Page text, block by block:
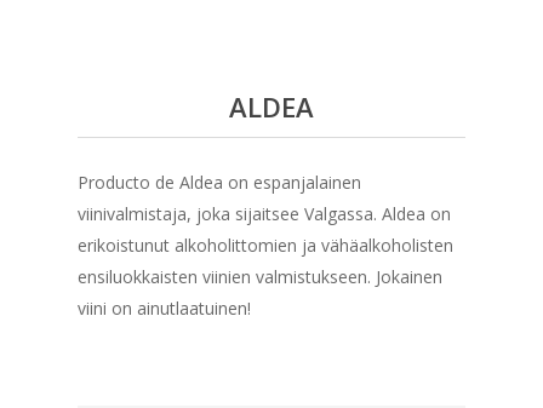
ALDEA
Producto de Aldea on espanjalainen
viinivalmistaja, joka sijaitsee Valgassa. Aldea on
erikoistunut alkoholittomien ja vähäalkoholisten
ensiluokkaisten viinien valmistukseen. Jokainen
viini on ainutlaatuinen!